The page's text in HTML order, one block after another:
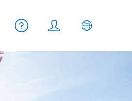
Meta Navigation
Aiuto
Login IT